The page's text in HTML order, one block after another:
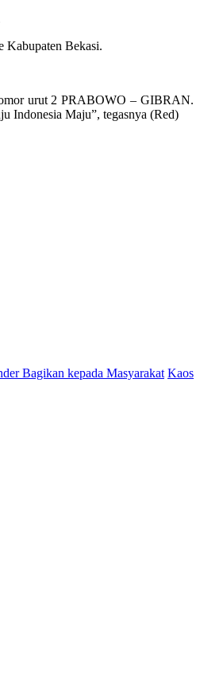
Kabupaten Bekasi.
urut 2 PRABOWO – GIBRAN.
Indonesia Maju”, tegasnya (Red)
Bagikan kepada Masyarakat Kaos